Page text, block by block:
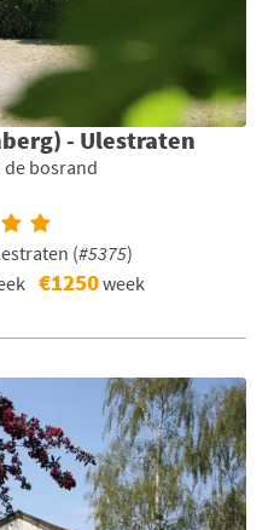
- Ulestraten
de bosrand
(#5375)
€1250week